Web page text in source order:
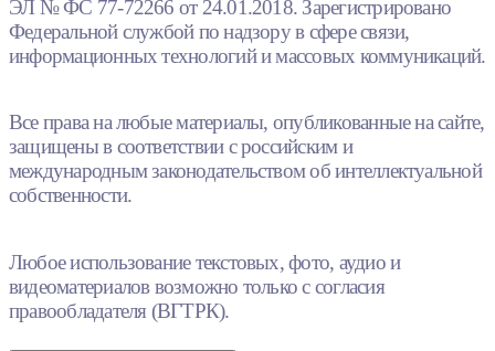
ЭЛ № ФС 77-72266 от 24.01.2018. Зарегистрировано
Федеральной службой по надзору в сфере связи,
информационных технологий и массовых коммуникаций.
Все права на любые материалы, опубликованные на сайте,
защищены в соответствии с российским и
международным законодательством об интеллектуальной
собственности.
Любое использование текстовых, фото, аудио и
видеоматериалов возможно только с согласия
правообладателя (ВГТРК).